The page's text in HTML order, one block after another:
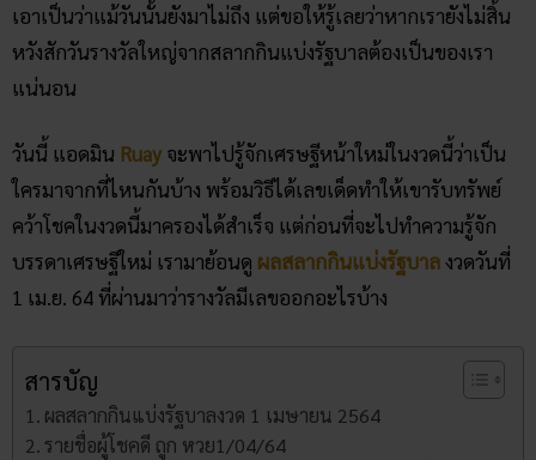
เอาเป็นว่าแม้วันนั้นยังมาไม่ถึง แต่ขอให้รู้เลยว่าหากเรายังไม่สิ้น
หวังสักวันรางวัลใหญ่จากสลากกินแบ่งรัฐบาลต้องเป็นของเรา
แน่นอน
วันนี้ แอดมิน Ruay จะพาไปรู้จักเศรษฐีหน้าใหม่ในงวดนี้ว่าเป็น
ใครมาจากที่ไหนกันบ้าง พร้อมวิธีได้เลขเด็ดทำให้เขารับทรัพย์
คว้าโชคในงวดนี้มาครองได้สำเร็จ แต่ก่อนที่จะไปทำความรู้จัก
บรรดาเศรษฐีใหม่ เรามาย้อนดู ผลสลากกินแบ่งรัฐบาลงวดวันที่
1 เม.ย. 64 ที่ผ่านมาว่ารางวัลมีเลขออกอะไรบ้าง
สารบัญ
ผลสลากกินแบ่งรัฐบาลงวด 1 เมษายน 2564
รายชื่อผู้โชคดี ถูก หวย1/04/64